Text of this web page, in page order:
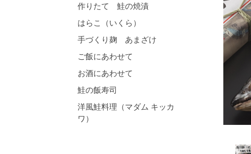
作りたて 鮭の焼漬
はらこ（いくら）
手づくり麹 あまざけ
ご飯にあわせて
お酒にあわせて
鮭の飯寿司
洋風鮭料理（マダム キッカ
ワ）